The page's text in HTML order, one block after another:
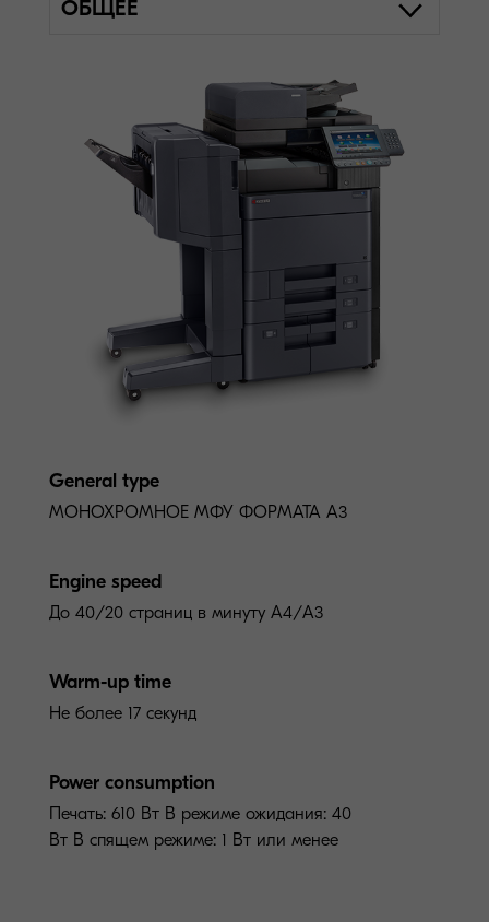
ОБЩЕЕ
General type
МОНОХРОМНОЕ МФУ ФОРМАТА A3
Engine speed
До 40/20 страниц в минуту А4/A3
Warm-up time
Не более 17 секунд
Power consumption
Печать: 610 Вт В режиме ожидания: 40
Вт В спящем режиме: 1 Вт или менее